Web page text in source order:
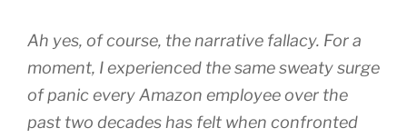
Ah yes, of course, the narrative fallacy. For a
moment, I experienced the same sweaty surge
of panic every Amazon employee over the
past two decades has felt when confronted